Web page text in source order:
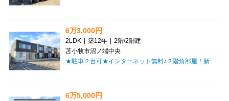
6万3,000円
2LDK | 築12年 | 2階/2階建
苫小牧市沼ノ端中央
6万5,000円